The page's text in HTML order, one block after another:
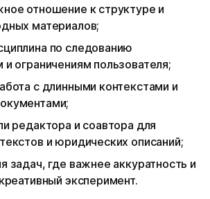
отношение к структуре и
материалов;
по следованию
и ограничениям пользователя;
с длинными контекстами и
редактора и соавтора для
и юридических описаний;
задач, где важнее аккуратность и
эксперимент.